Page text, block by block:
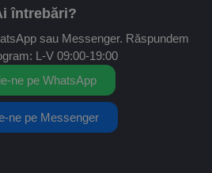
întrebări?
sau Messenger. Răspundem
L-V 09:00-19:00
ne pe WhatsApp
ne pe Messenger